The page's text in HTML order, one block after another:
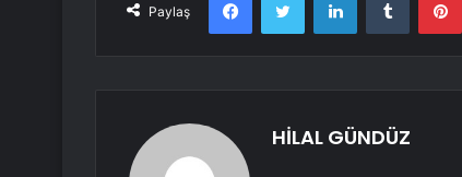
Paylaş
HİLAL GÜNDÜZ